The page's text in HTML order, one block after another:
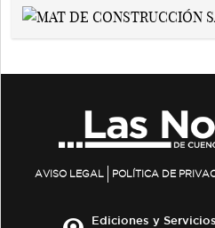
AVISO LEGAL POLÍTICA DE
Ediciones y